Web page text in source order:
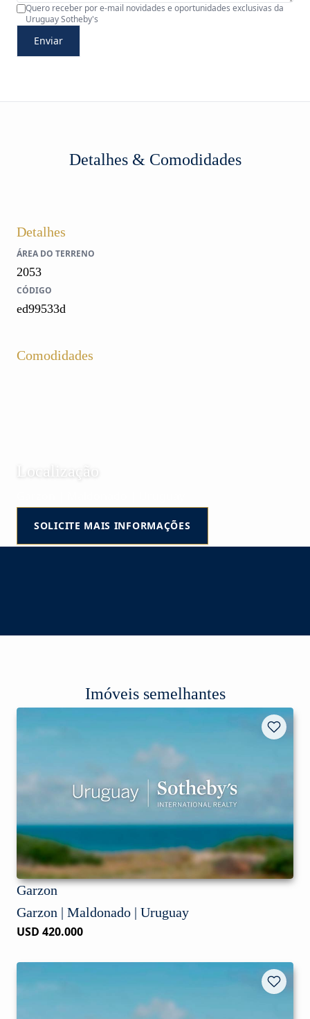
Quero receber por e-mail novidades e oportunidades exclusivas da
Uruguay Sotheby's
Enviar
Detalhes & Comodidades
Detalhes
ÁREA DO TERRENO
2053
CÓDIGO
ed99533d
Comodidades
Localização
SOLICITE MAIS INFORMAÇÕES
Imóveis semelhantes
Garzon
Garzon | Maldonado | Uruguay
USD 420.000